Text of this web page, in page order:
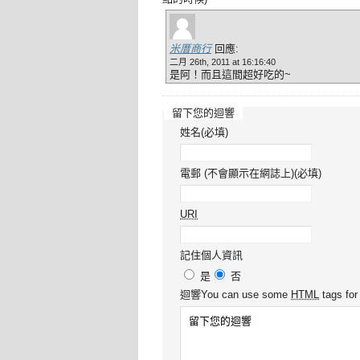
米厝商行回應:
二月 26th, 2011 at 16:16:40
是阿！而且這間超好吃的~
留下您的迴響
姓名(必填)
電郵 (不會顯示在網誌上)(必填)
URI
記住個人資訊
是
否
迴響You can use some HTML tags for